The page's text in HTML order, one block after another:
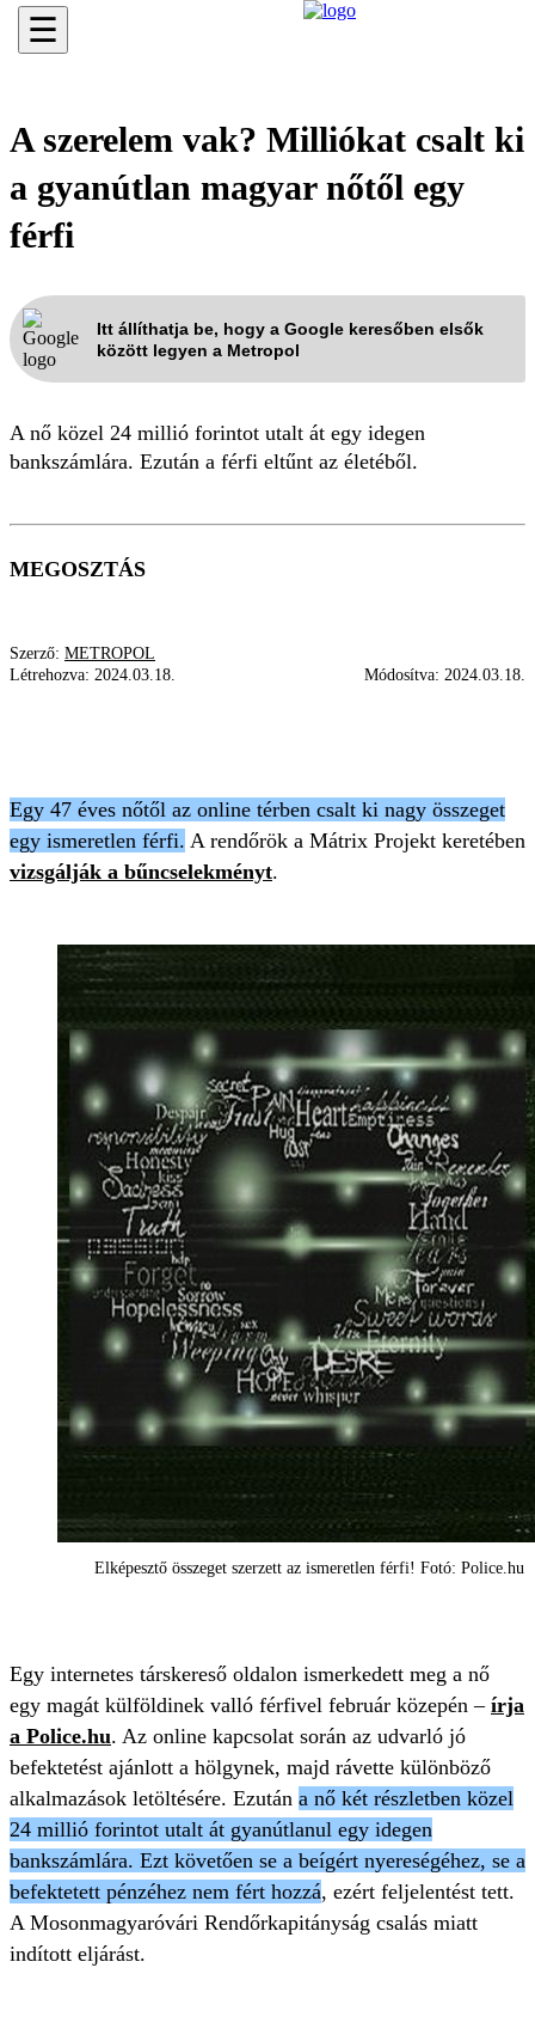
☰
A szerelem vak? Milliókat csalt ki
a gyanútlan magyar nőtől egy
férfi
Itt állíthatja be, hogy a Google keresőben elsők
között legyen a Metropol
A nő közel 24 millió forintot utalt át egy idegen
bankszámlára. Ezután a férfi eltűnt az életéből.
MEGOSZTÁS
Szerző: METROPOL
Létrehozva: 2024.03.18. Módosítva: 2024.03.18.
Egy 47 éves nőtől az online térben csalt ki nagy összeget
egy ismeretlen férfi. A rendőrök a Mátrix Projekt keretében
vizsgálják a bűncselekményt.
Elképesztő összeget szerzett az ismeretlen férfi! Fotó: Police.hu
Egy internetes társkereső oldalon ismerkedett meg a nő
egy magát külföldinek valló férfivel február közepén – írja
a Police.hu. Az online kapcsolat során az udvarló jó
befektetést ajánlott a hölgynek, majd rávette különböző
alkalmazások letöltésére. Ezután a nő két részletben közel
24 millió forintot utalt át gyanútlanul egy idegen
bankszámlára. Ezt követően se a beígért nyereségéhez, se a
befektetett pénzéhez nem fért hozzá, ezért feljelentést tett.
A Mosonmagyaróvári Rendőrkapitányság csalás miatt
indított eljárást.